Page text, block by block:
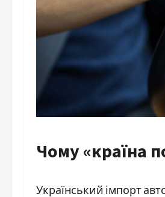
Чому «країна
Український імпорт